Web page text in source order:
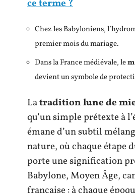
ce terme ?
Chez les Babyloniens,
premier mois du mariage.
Dans la France médiévale, le
devient un symbole de
Latradition lune de
qu’un simple prétexte à
émane d’un subtil
nature, où chaque étape
porte une signification
Babylone, Moyen Âge,